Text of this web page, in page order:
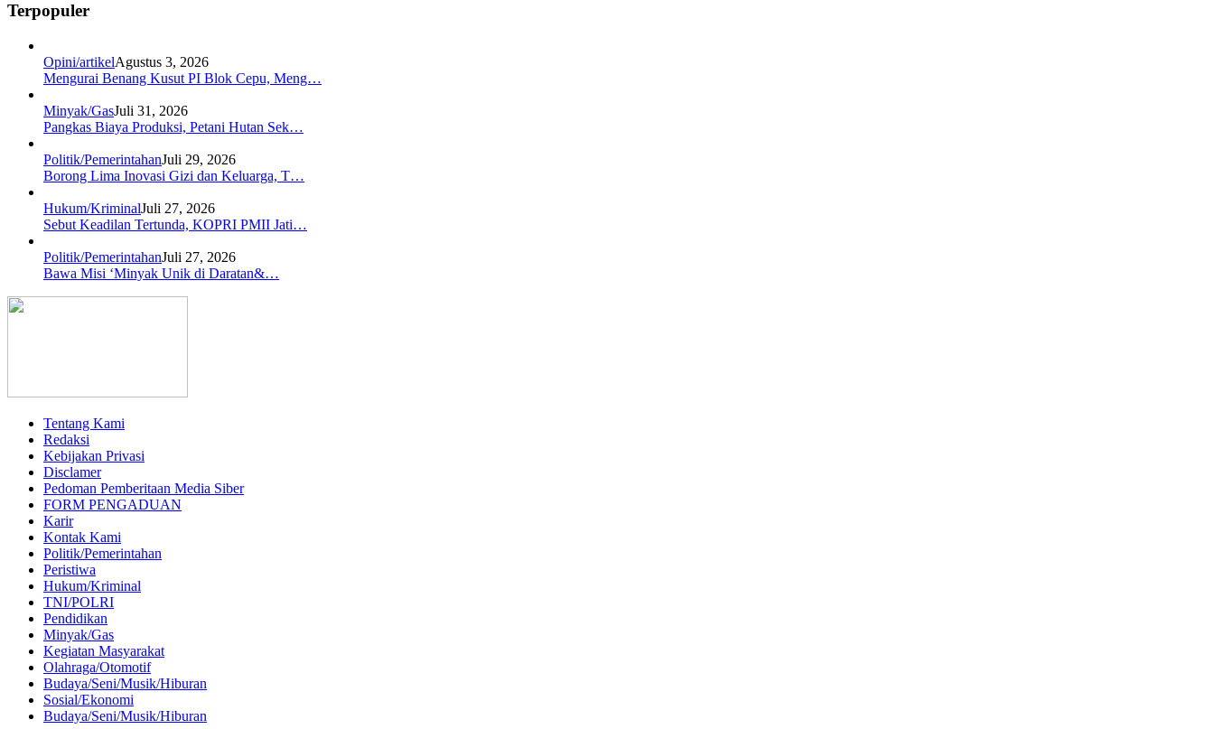
Terpopuler
Opini/artikelAgustus 3, 2026
Mengurai Benang Kusut PI Blok Cepu, Meng…
Minyak/GasJuli 31, 2026
Pangkas Biaya Produksi, Petani Hutan Sek…
Politik/PemerintahanJuli 29, 2026
Borong Lima Inovasi Gizi dan Keluarga, T…
Hukum/KriminalJuli 27, 2026
Sebut Keadilan Tertunda, KOPRI PMII Jati…
Politik/PemerintahanJuli 27, 2026
Bawa Misi ‘Minyak Unik di Daratan&…
Tentang Kami
Redaksi
Kebijakan Privasi
Disclamer
Pedoman Pemberitaan Media Siber
FORM PENGADUAN
Karir
Kontak Kami
Politik/Pemerintahan
Peristiwa
Hukum/Kriminal
TNI/POLRI
Pendidikan
Minyak/Gas
Kegiatan Masyarakat
Olahraga/Otomotif
Budaya/Seni/Musik/Hiburan
Sosial/Ekonomi
Budaya/Seni/Musik/Hiburan